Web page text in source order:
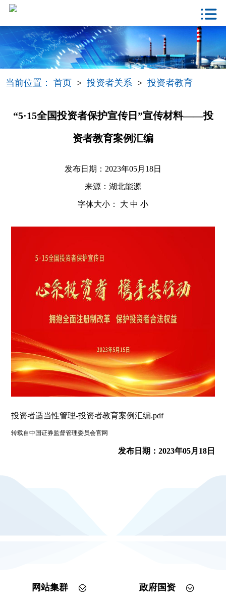
当前位置：首页 >投资者关系 >投资者教育
“5·15全国投资者保护宣传日”宣传材料——投
资者教育案例汇编
发布日期：2023年05月18日
来源：湖北能源
字体大小： 大 中 小
投资者适当性管理-投资者教育案例汇编.pdf
转载自中国证券监督管理委员会官网
发布日期：2023年05月18日
网站集群 政府国资